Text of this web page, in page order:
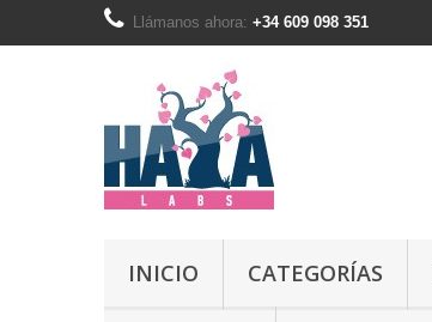
Llámanos ahora: +34 609 098 351
INICIO CATEGORÍAS